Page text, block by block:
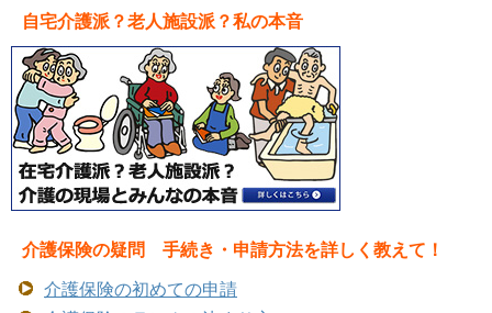
自宅介護派？老人施設派？私の本音
介護保険の疑問 手続き・申請方法を詳しく教えて！
介護保険の初めての申請